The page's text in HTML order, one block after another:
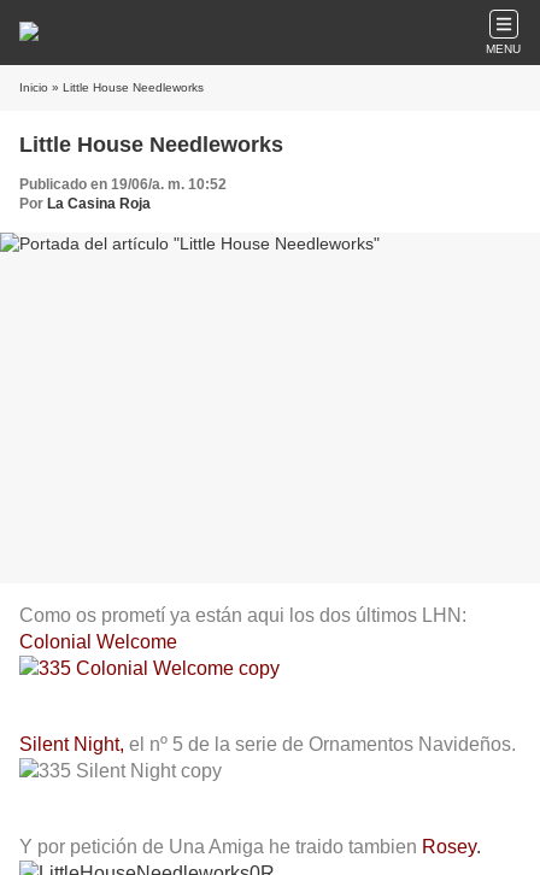
MENU
Inicio » Little House Needleworks
Little House Needleworks
Publicado en 19/06/a. m. 10:52
Por La Casina Roja
Como os prometí ya están aqui los dos últimos LHN:
Colonial Welcome
Silent Night, el nº 5 de la serie de Ornamentos Navideños.
Y por petición de Una Amiga he traido tambien Rosey.